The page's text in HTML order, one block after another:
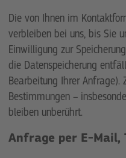
Die von Ihnen im
verbleiben bei uns, bis Sie
Einwilligung zur
die Datenspeicherung
Bearbeitung Ihrer Anfrage).
Bestimmungen –
bleiben unberührt.
Anfrage per E-Mail,